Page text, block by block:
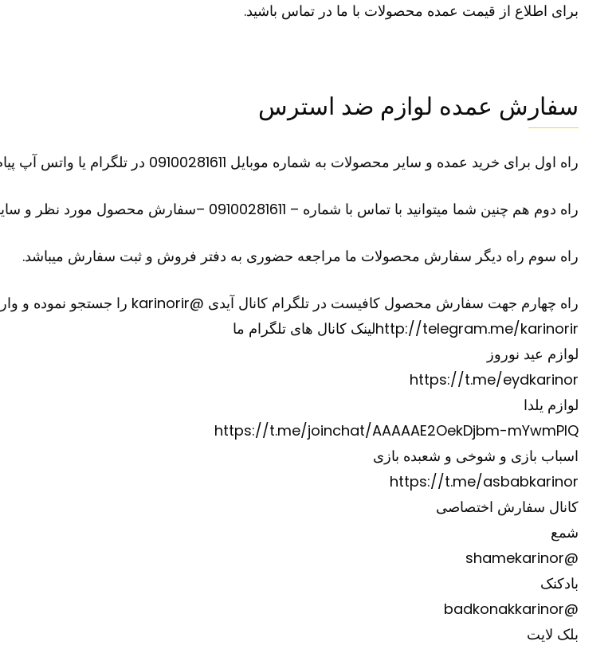
برای اطلاع از قیمت عمده محصولات با ما در تماس باشید.
سفارش عمده لوازم ضد استرس
راه اول برای خرید عمده و سایر محصولات به شماره موبایل 09100281611 در تلگرام یا واتس آپ پیام دهید.
راه دوم هم چنین شما میتوانید با تماس با شماره – 09100281611 –سفارش محصول مورد نظر و سایر محصولات خود را بازگو نمایید
راه سوم راه دیگر سفارش محصولات ما مراجعه حضوری به دفتر فروش و ثبت سفارش میباشد.
راه چهارم جهت سفارش محصول کافیست در تلگرام کانال آیدی @karinorir را جستجو نموده و وارد کانال ما شوید
http://telegram.me/karinorirلینک کانال های تلگرام ما
لوازم عید نوروز
https://t.me/eydkarinor
لوازم یلدا
https://t.me/joinchat/AAAAAE2OekDjbm-mYwmPIQ
اسباب بازی و شوخی و شعبده بازی
https://t.me/asbabkarinor
کانال سفارش اختصاصی
شمع
@shamekarinor
بادکنک
@badkonakkarinor
بلک لایت